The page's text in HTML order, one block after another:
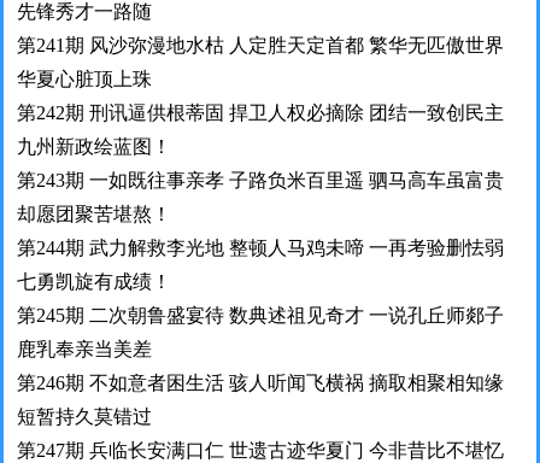
先锋秀才一路随
第241期 风沙弥漫地水枯 人定胜天定首都 繁华无匹傲世界
华夏心脏顶上珠
第242期 刑讯逼供根蒂固 捍卫人权必摘除 团结一致创民主
九州新政绘蓝图！
第243期 一如既往事亲孝 子路负米百里遥 驷马高车虽富贵
却愿团聚苦堪熬！
第244期 武力解救李光地 整顿人马鸡未啼 一再考验删怯弱
七勇凯旋有成绩！
第245期 二次朝鲁盛宴待 数典述祖见奇才 一说孔丘师郯子
鹿乳奉亲当美差
第246期 不如意者困生活 骇人听闻飞横祸 摘取相聚相知缘
短暂持久莫错过
第247期 兵临长安满口仁 世遗古迹华夏门 今非昔比不堪忆